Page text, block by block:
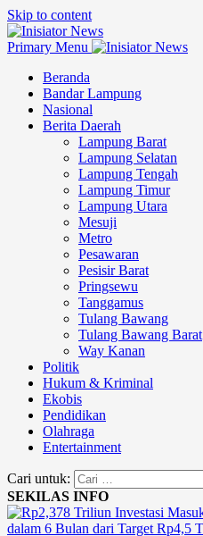
Skip to content
Primary Menu
Beranda
Bandar Lampung
Nasional
Berita Daerah
Lampung Barat
Lampung Selatan
Lampung Tengah
Lampung Timur
Lampung Utara
Mesuji
Metro
Pesawaran
Pesisir Barat
Pringsewu
Tanggamus
Tulang Bawang
Tulang Bawang Barat
Way Kanan
Politik
Hukum & Kriminal
Ekobis
Pendidikan
Olahraga
Entertainment
Cari untuk:
SEKILAS INFO